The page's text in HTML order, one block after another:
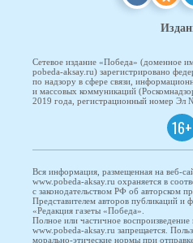
Сетевое издание «Победа» (доменное
pobeda-aksay.ru) зарегистрировано
по надзору в сфере связи,
и массовых коммуникаций
2019 года, регистрационный номер
16+
Вся информация, размещенная на веб-
www.pobeda-aksay.ru охраняется в
с законодательством РФ об авторском
Представителем авторов публикаций и
«Редакция газеты «Победа».
Полное или частичное воспроизведение
www.pobeda-aksay.ru запрещается.
морально-этические нормы при